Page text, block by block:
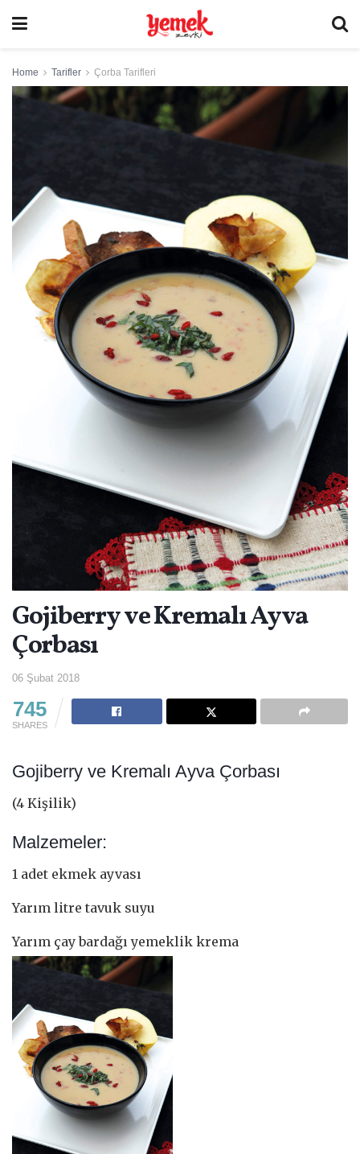
Home Tarifler Çorba Tarifleri
Gojiberry ve Kremalı Ayva
Çorbası
06 Şubat 2018
745
SHARES
Gojiberry ve Kremalı Ayva Çorbası
(4 Kişilik)
Malzemeler:
1 adet ekmek ayvası
Yarım litre tavuk suyu
Yarım çay bardağı yemeklik krema